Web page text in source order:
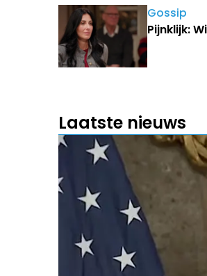
Gossip
Pijnklijk:
Laatste nieuws